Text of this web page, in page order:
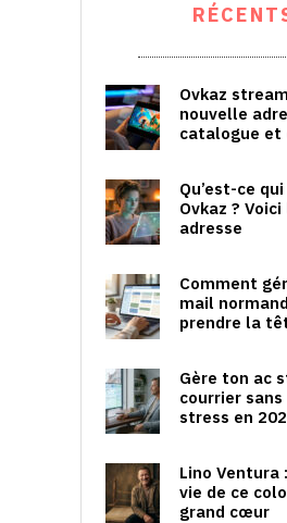
Ovkaz
nouvelle
catalogue et
Qu’est-ce
Ovkaz ?
adresse
Comment
mail
prendre la
Gère ton ac
courrier sans
stress en
Lino
vie de ce
grand cœur